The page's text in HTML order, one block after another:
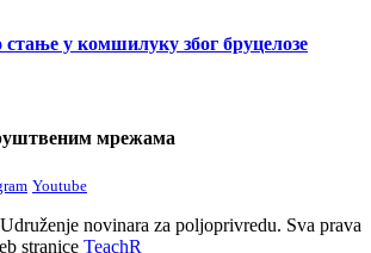
у комшилуку због бруцелозе
мрежама
Youtube
novinara za poljoprivredu. Sva prava
stranice TeachR